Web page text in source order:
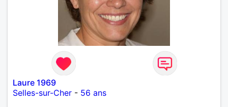
Laure 1969
Selles-sur-Cher - 56 ans